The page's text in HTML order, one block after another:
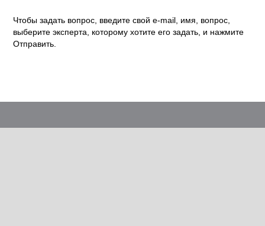
Чтобы задать вопрос, введите свой e-mail, имя, вопрос,
выберите эксперта, которому хотите его задать, и нажмите
Отправить.